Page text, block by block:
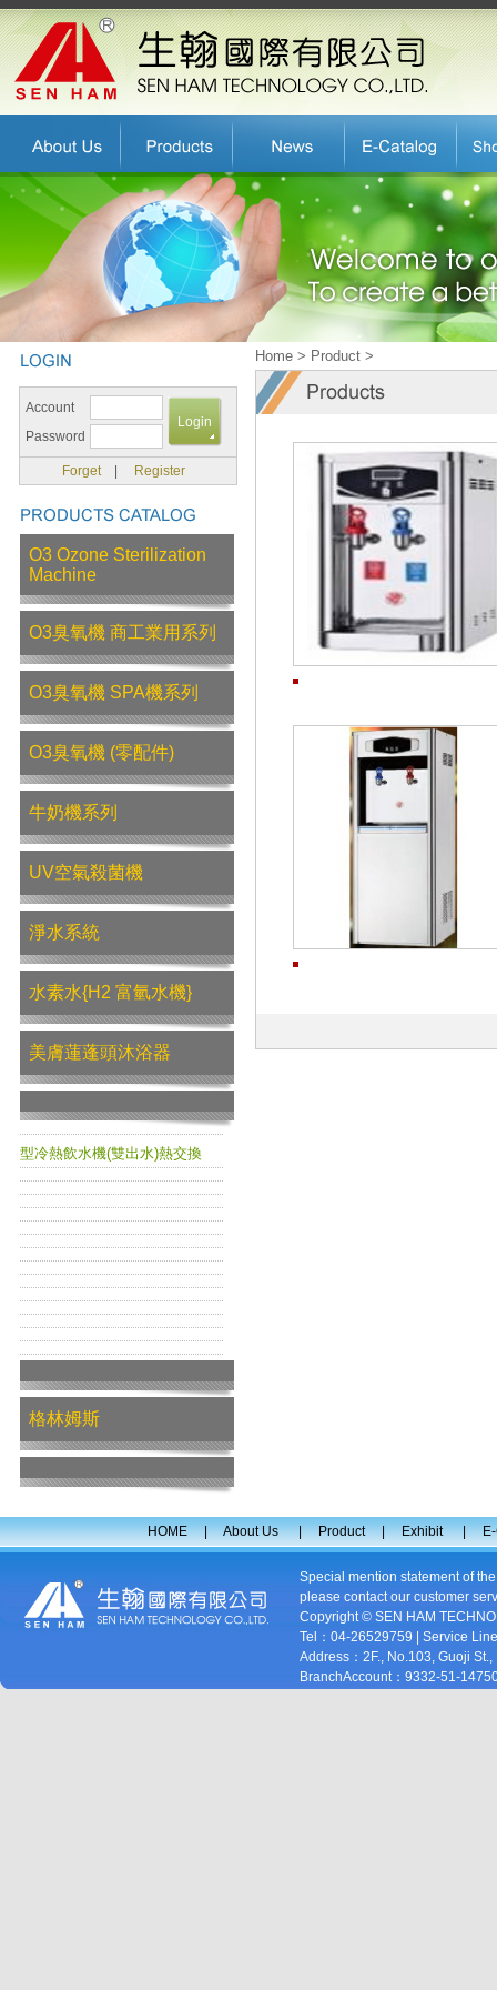
Account
Password
Forget| Register
O3 Ozone Sterilization
Machine
O3臭氧機 商工業用系列
O3臭氧機 SPA機系列
O3臭氧機 (零配件)
牛奶機系列
UV空氣殺菌機
淨水系統
水素水{H2 富氫水機}
美膚蓮蓬頭沐浴器
型冷熱飲水機(雙出水)熱交換
格林姆斯
Home > Product >
HOME|About Us|Product|Exhibit|
Special mention statement of
please contact our customer
Copyright © SEN HAM
Tel：04-26529759 | Service
Address：2F., No.103, Guoji
BranchAccount：9332-51-